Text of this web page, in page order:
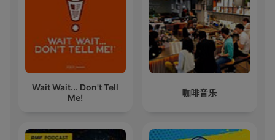
Wait Wait... Don't Tell
Me!
咖啡音乐